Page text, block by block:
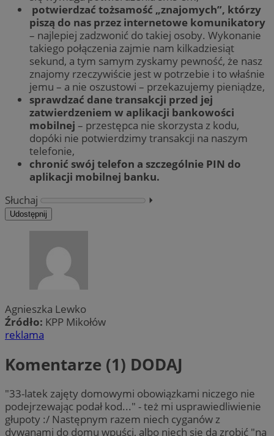
potwierdzać tożsamość „znajomych”, którzy
piszą do nas przez internetowe komunikatory
– najlepiej zadzwonić do takiej osoby. Wykonanie
takiego połączenia zajmie nam kilkadziesiąt
sekund, a tym samym zyskamy pewność, że nasz
znajomy rzeczywiście jest w potrzebie i to właśnie
jemu – a nie oszustowi – przekazujemy pieniądze,
sprawdzać dane transakcji przed jej
zatwierdzeniem w aplikacji bankowości
mobilnej – przestępca nie skorzysta z kodu,
dopóki nie potwierdzimy transakcji na naszym
telefonie,
chronić swój telefon a szczególnie PIN do
aplikacji mobilnej banku.
Słuchaj
⏵︎
Udostępnij
Agnieszka Lewko
Źródło: KPP Mikołów
reklama
Komentarze (1) DODAJ
"33-latek zajęty domowymi obowiązkami niczego nie
podejrzewając podał kod..." - też mi usprawiedliwienie
głupoty :/ Następnym razem niech cyganów z
dywanami do domu wpuści, albo niech się da zrobić "na